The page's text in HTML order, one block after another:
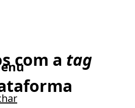
com a tag